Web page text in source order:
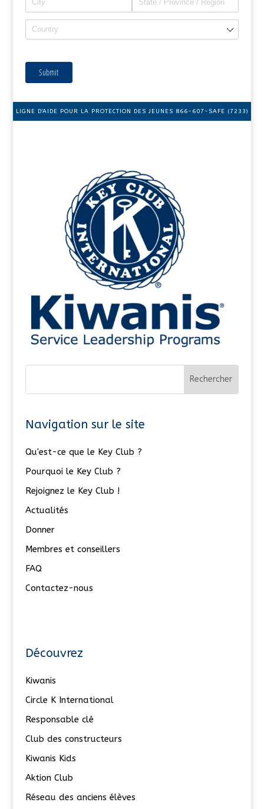
Submit
LIGNE D'AIDE POUR LA PROTECTION DES JEUNES 866-607-SAFE (7233)
Navigation sur le site
Qu'est-ce que le Key Club ?
Pourquoi le Key Club ?
Rejoignez le Key Club !
Actualités
Donner
Membres et conseillers
FAQ
Contactez-nous
Découvrez
Kiwanis
Circle K International
Responsable clé
Club des constructeurs
Kiwanis Kids
Aktion Club
Réseau des anciens élèves